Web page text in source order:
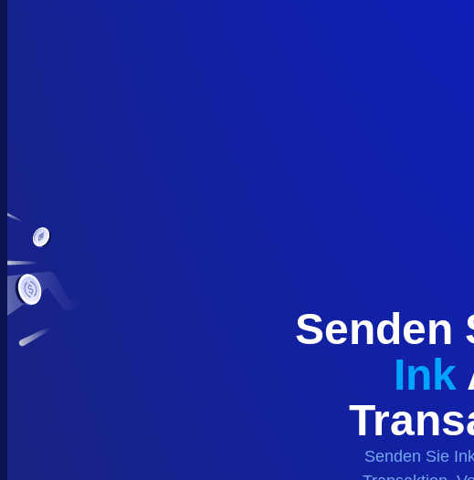
Senden
Ink
Senden Sie